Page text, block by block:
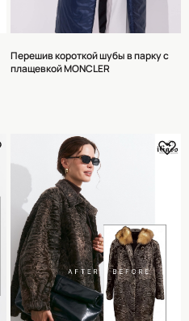
Перешив короткой шубы в парку с
плащевкой MONCLER